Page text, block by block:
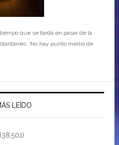
que se tarda en pasar de la
No hay punto medio de
LEÍDO
(38,501)